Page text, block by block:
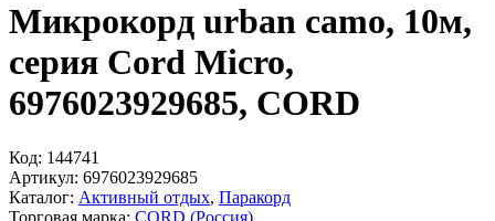
Микрокорд urban camo, 10м,
серия Cord Micro,
6976023929685, CORD
Код: 144741
Артикул: 6976023929685
Каталог: Активный отдых, Паракорд
Торговая марка: CORD (Россия)